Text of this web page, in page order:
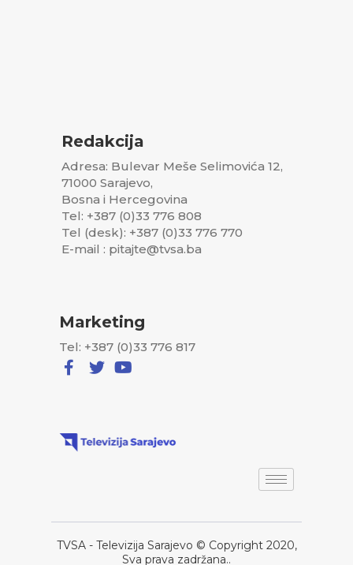
Redakcija
Adresa: Bulevar Meše Selimovića 12,
71000 Sarajevo,
Bosna i Hercegovina
Tel: +387 (0)33 776 808
Tel (desk): +387 (0)33 776 770
E-mail : pitajte@tvsa.ba
Marketing
Tel: +387 (0)33 776 817
TVSA - Televizija Sarajevo © Copyright 2020,
Sva prava zadržana..